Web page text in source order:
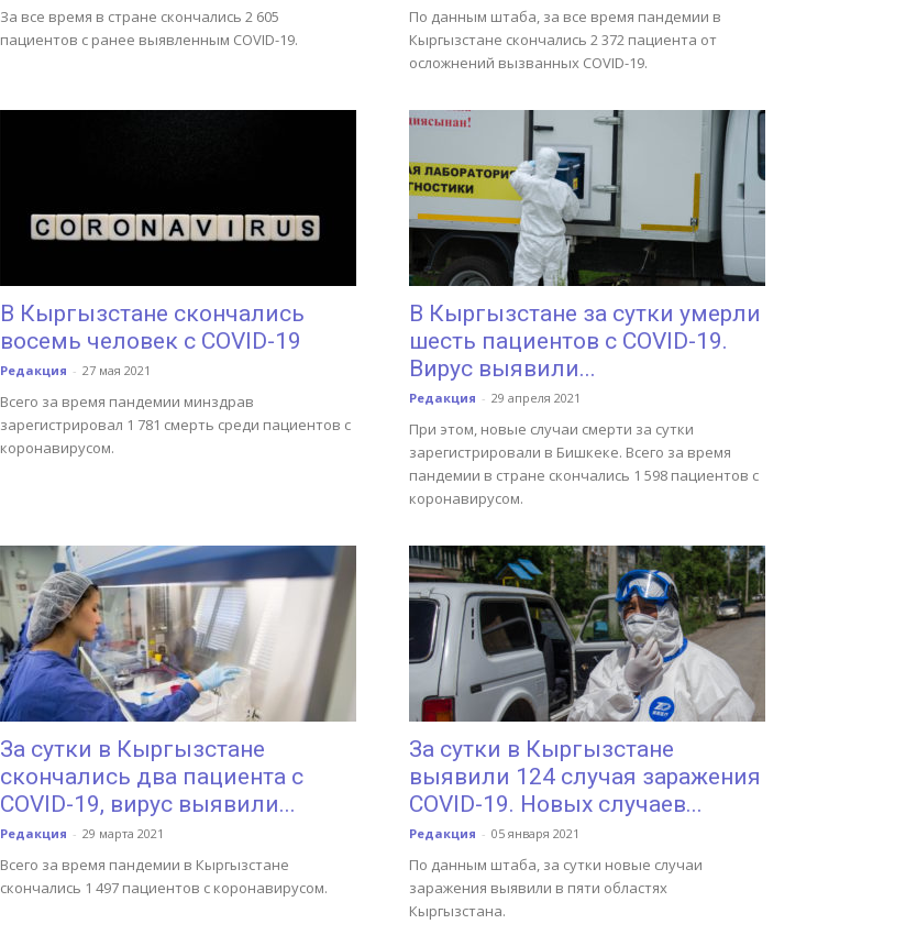
За все время в стране скончались 2 605
пациентов с ранее выявленным COVID-19.
По данным штаба, за все время пандемии в
Кыргызстане скончались 2 372 пациента от
осложнений вызванных COVID-19.
В Кыргызстане скончались
восемь человек с COVID-19
Редакция - 27 мая 2021
Всего за время пандемии минздрав
зарегистрировал 1 781 смерть среди пациентов с
коронавирусом.
В Кыргызстане за сутки умерли
шесть пациентов с COVID-19.
Вирус выявили...
Редакция - 29 апреля 2021
При этом, новые случаи смерти за сутки
зарегистрировали в Бишкеке. Всего за время
пандемии в стране скончались 1 598 пациентов с
коронавирусом.
За сутки в Кыргызстане
скончались два пациента с
COVID-19, вирус выявили...
Редакция - 29 марта 2021
Всего за время пандемии в Кыргызстане
скончались 1 497 пациентов с коронавирусом.
За сутки в Кыргызстане
выявили 124 случая заражения
COVID-19. Новых случаев...
Редакция - 05 января 2021
По данным штаба, за сутки новые случаи
заражения выявили в пяти областях
Кыргызстана.